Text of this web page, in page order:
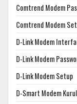
Comtrend Modem
Comtrend Modem
D-Link Modem
D-Link Modem
D-Link Modem Setup
D-Smart Modem